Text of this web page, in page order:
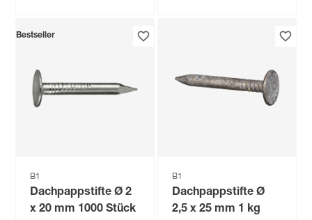
Bestseller
B1
Dachpappstifte Ø 2
x 20 mm 1000 Stück
B1
Dachpappstifte Ø
2,5 x 25 mm 1 kg